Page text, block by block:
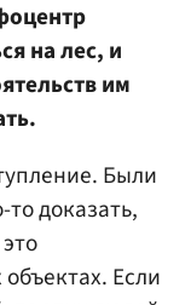
на лес, и
им
Были
доказать,
Если